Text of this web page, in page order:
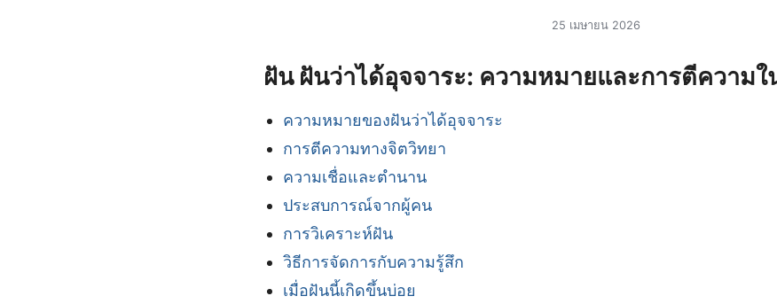
25 เมษายน 2026
ฝัน ฝันว่าได้อุจจาระ: ความหมายและการตีความใ
ความหมายของฝันว่าได้อุจจาระ
การตีความทางจิตวิทยา
ความเชื่อและตำนาน
ประสบการณ์จากผู้คน
การวิเคราะห์ฝัน
วิธีการจัดการกับความรู้สึก
เมื่อฝันนี้เกิดขึ้นบ่อย